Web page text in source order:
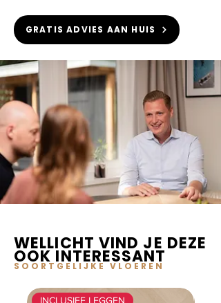
GRATIS ADVIES AAN HUIS
WELLICHT VIND JE DEZE
OOK INTERESSANT
SOORTGELIJKE VLOEREN
INCLUSIEF LEGGEN